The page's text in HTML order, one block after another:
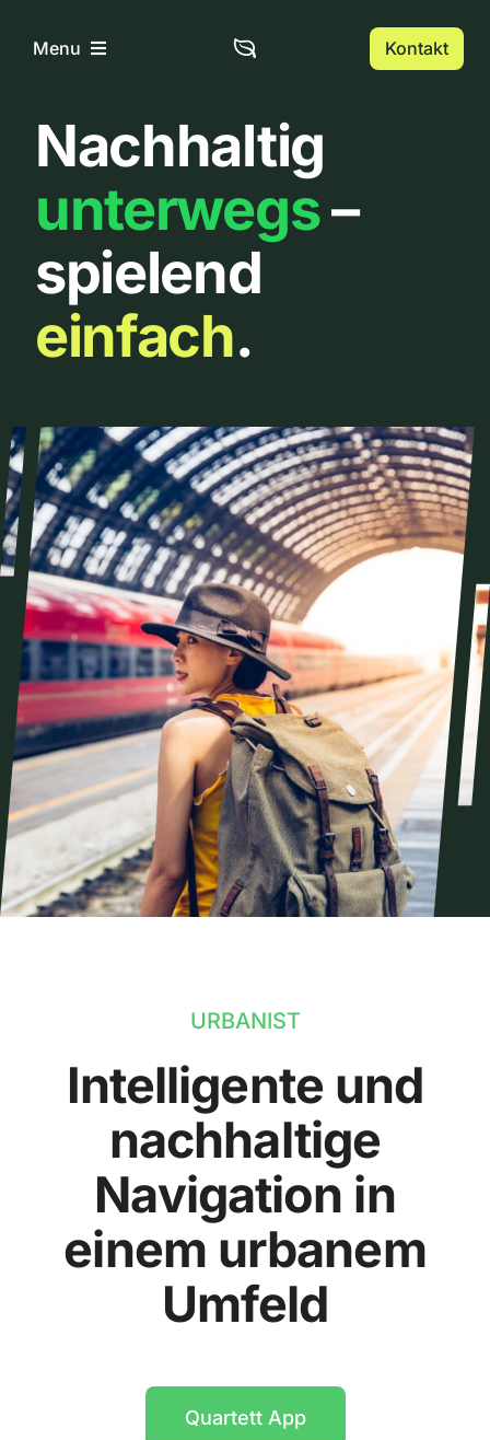
InhaltMenu
Home
Über uns
Urbanlist
Kontakt
Nachhaltig
unterwegs–
spielend
einfach.
URBANIST
Intelligente und
nachhaltige
Navigation in
einem urbanem
Umfeld
Quartett App